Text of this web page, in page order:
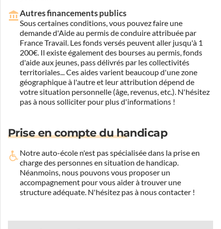
Autres financements publics
Sous certaines conditions, vous pouvez faire une
demande d'Aide au permis de conduire attribuée par
France Travail. Les fonds versés peuvent aller jusqu'à 1
200€. Il existe également des bourses au permis, fonds
d'aide aux jeunes, pass délivrés par les collectivités
territoriales... Ces aides varient beaucoup d'une zone
géographique à l'autre et leur attribution dépend de
votre situation personnelle (âge, revenus, etc.). N'hésitez
pas à nous solliciter pour plus d'informations !
Prise en compte du handicap
Notre auto-école n'est pas spécialisée dans la prise en
charge des personnes en situation de handicap.
Néanmoins, nous pouvons vous proposer un
accompagnement pour vous aider à trouver une
structure adéquate. N'hésitez pas à nous contacter !